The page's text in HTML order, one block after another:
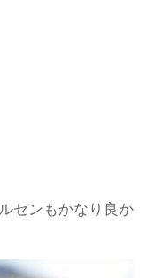
センもかなり良か